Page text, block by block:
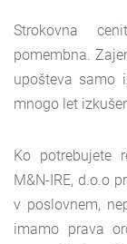
Strokovna
pomembna.
upošteva samo
mnogo let
Ko potrebujete
M&N-IRE, d.o.o
v poslovnem,
imamo prava